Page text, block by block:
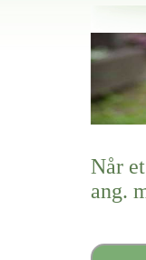
Her hos os
vi hjælper i
Når
ang.